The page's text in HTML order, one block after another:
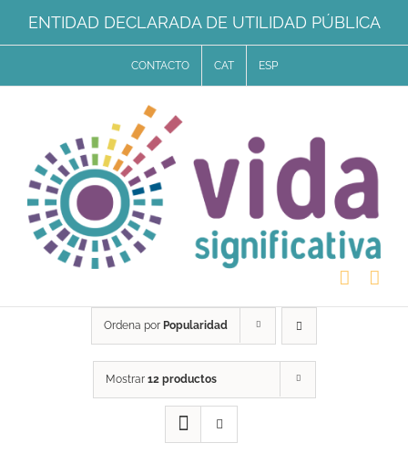
Saltar
al
ENTIDAD DECLARADA DE UTILIDAD PÚBLICA
CONTACTO CAT ESP
Ordena por Popularidad
Mostrar 12 productos